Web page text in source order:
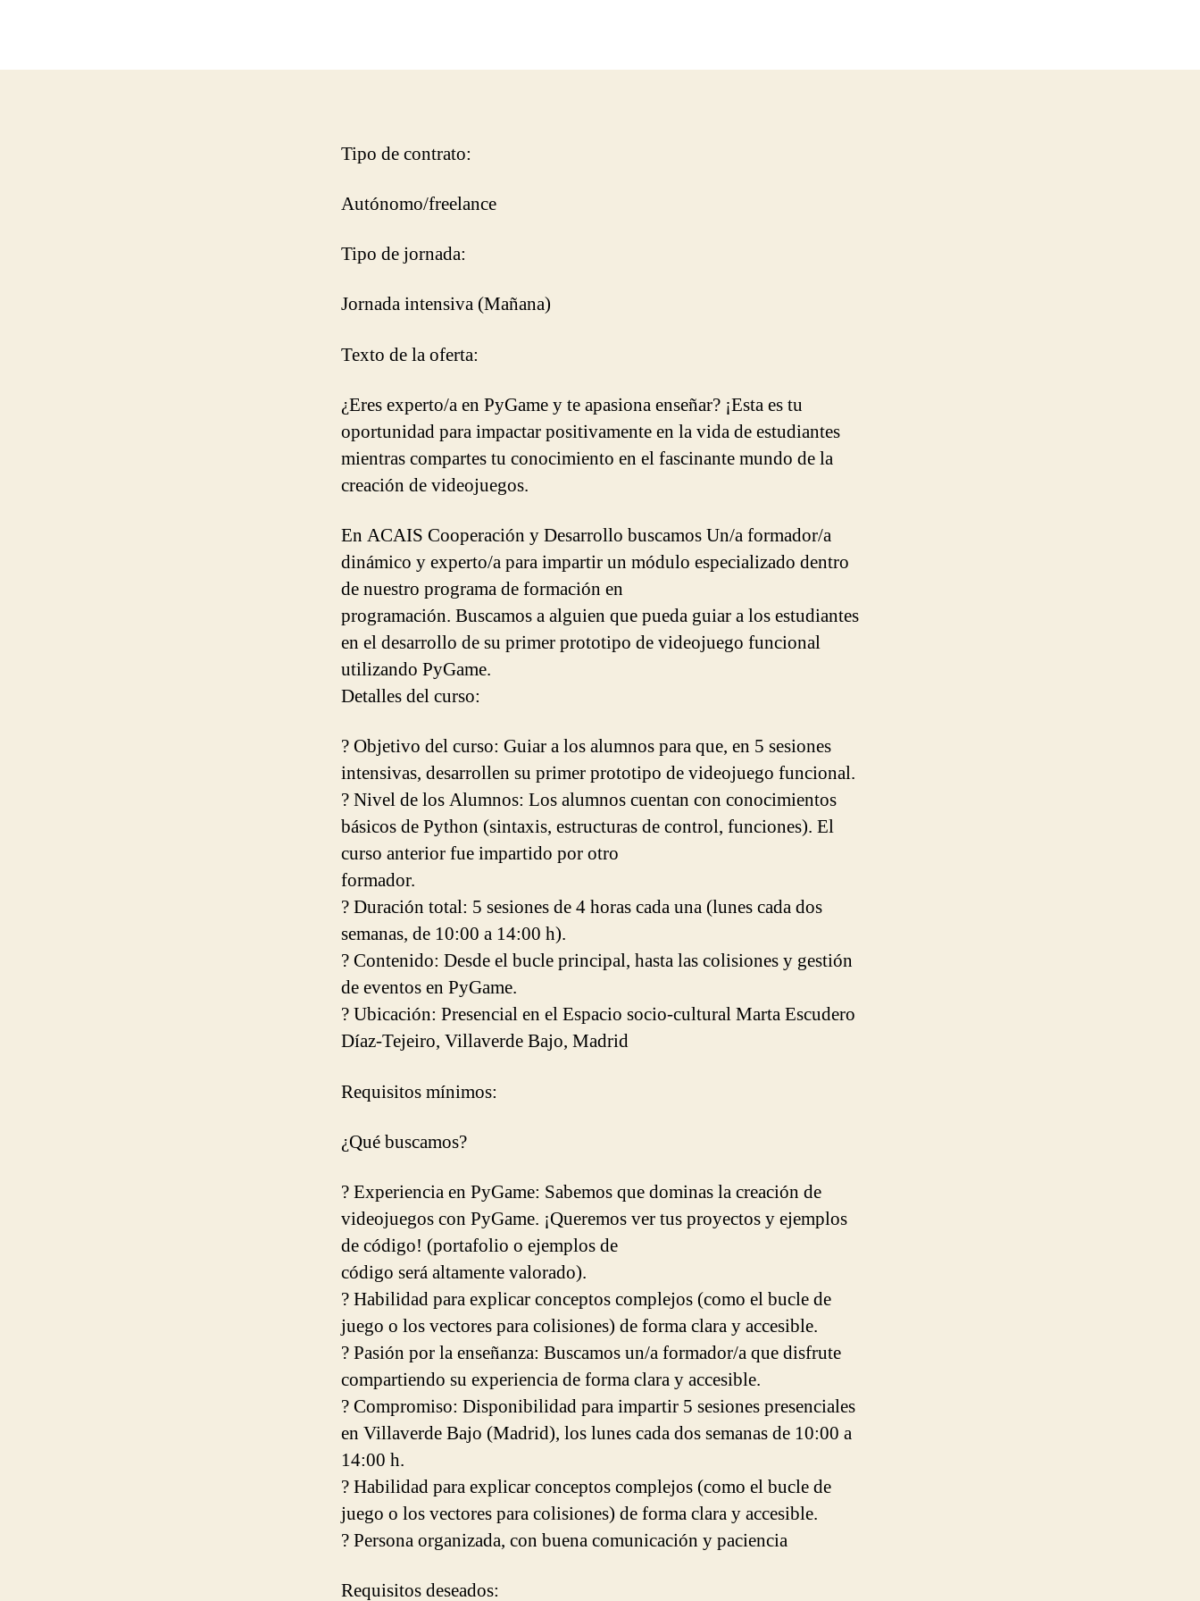
Tipo de contrato:
Autónomo/freelance
Tipo de jornada:
Jornada intensiva (Mañana)
Texto de la oferta:
¿Eres experto/a en PyGame y te apasiona enseñar? ¡Esta es tu
oportunidad para impactar positivamente en la vida de estudiantes
mientras compartes tu conocimiento en el fascinante mundo de la
creación de videojuegos.
En ACAIS Cooperación y Desarrollo buscamos Un/a formador/a
dinámico y experto/a para impartir un módulo especializado dentro
de nuestro programa de formación en
programación. Buscamos a alguien que pueda guiar a los estudiantes
en el desarrollo de su primer prototipo de videojuego funcional
utilizando PyGame.
Detalles del curso:
? Objetivo del curso: Guiar a los alumnos para que, en 5 sesiones
intensivas, desarrollen su primer prototipo de videojuego funcional.
? Nivel de los Alumnos: Los alumnos cuentan con conocimientos
básicos de Python (sintaxis, estructuras de control, funciones). El
curso anterior fue impartido por otro
formador.
? Duración total: 5 sesiones de 4 horas cada una (lunes cada dos
semanas, de 10:00 a 14:00 h).
? Contenido: Desde el bucle principal, hasta las colisiones y gestión
de eventos en PyGame.
? Ubicación: Presencial en el Espacio socio-cultural Marta Escudero
Díaz-Tejeiro, Villaverde Bajo, Madrid
Requisitos mínimos:
¿Qué buscamos?
? Experiencia en PyGame: Sabemos que dominas la creación de
videojuegos con PyGame. ¡Queremos ver tus proyectos y ejemplos
de código! (portafolio o ejemplos de
código será altamente valorado).
? Habilidad para explicar conceptos complejos (como el bucle de
juego o los vectores para colisiones) de forma clara y accesible.
? Pasión por la enseñanza: Buscamos un/a formador/a que disfrute
compartiendo su experiencia de forma clara y accesible.
? Compromiso: Disponibilidad para impartir 5 sesiones presenciales
en Villaverde Bajo (Madrid), los lunes cada dos semanas de 10:00 a
14:00 h.
? Habilidad para explicar conceptos complejos (como el bucle de
juego o los vectores para colisiones) de forma clara y accesible.
? Persona organizada, con buena comunicación y paciencia
Requisitos deseados: